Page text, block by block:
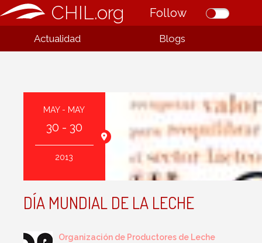
CHIL.org Follow
Actualidad Blogs
MAY - MAY
30 - 30
2013
DÍA MUNDIAL DE LA LECHE
Organización de Productores de Leche